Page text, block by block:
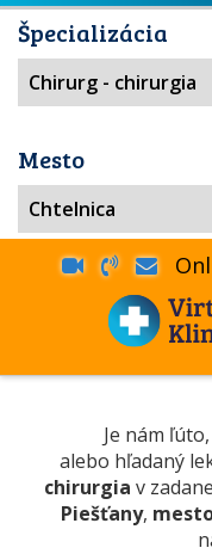
Špecializácia
Mesto
Je nám
alebo hľadaný
chirurgia v
Piešťany,